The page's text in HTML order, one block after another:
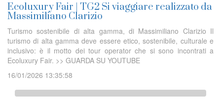
Ecoluxury Fair | TG2 Si viaggiare realizzato da
Massimiliano Clarizio
Turismo sostenibile di alta gamma, di Massimiliano Clarizio Il
turismo di alta gamma deve essere etico, sostenibile, culturale e
inclusivo: è il motto dei tour operator che si sono incontrati a
Ecoluxury Fair. >> GUARDA SU YOUTUBE
16/01/2026 13:35:58